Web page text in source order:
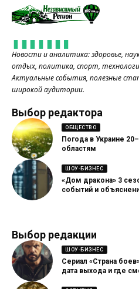
Новости и аналитика: здоровье,
отдых, политика, спорт,
Актуальные события, полезные
широкой аудитории.
Выбор редактора
ОБЩЕСТВО
Погода в Украине
областям
ШОУ-БИЗНЕС
«Дом дракона» 3
событий и
Выбор редакции
ШОУ-БИЗНЕС
Сериал «Страна
дата выхода и где